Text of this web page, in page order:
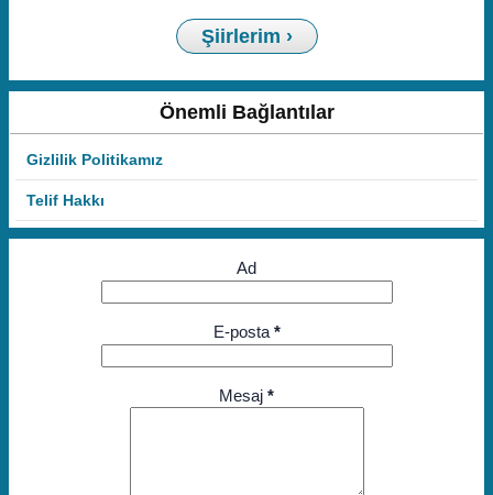
Şiirlerim ›
Önemli Bağlantılar
Gizlilik Politikamız
Telif Hakkı
Ad
E-posta *
Mesaj *